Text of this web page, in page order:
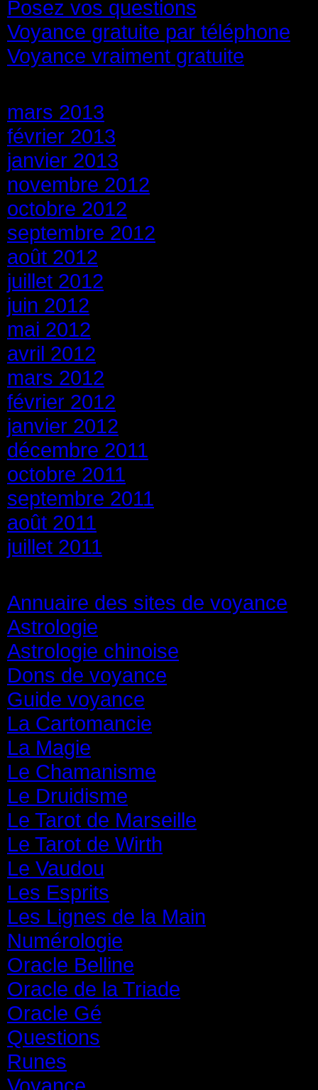
Posez vos questions
Voyance gratuite par téléphone
Voyance vraiment gratuite
mars 2013
février 2013
janvier 2013
novembre 2012
octobre 2012
septembre 2012
août 2012
juillet 2012
juin 2012
mai 2012
avril 2012
mars 2012
février 2012
janvier 2012
décembre 2011
octobre 2011
septembre 2011
août 2011
juillet 2011
Annuaire des sites de voyance
Astrologie
Astrologie chinoise
Dons de voyance
Guide voyance
La Cartomancie
La Magie
Le Chamanisme
Le Druidisme
Le Tarot de Marseille
Le Tarot de Wirth
Le Vaudou
Les Esprits
Les Lignes de la Main
Numérologie
Oracle Belline
Oracle de la Triade
Oracle Gé
Questions
Runes